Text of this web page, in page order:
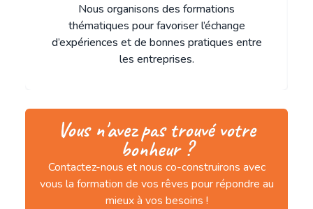
Nous organisons des formations
thématiques pour favoriser l’échange
d’expériences et de bonnes pratiques entre
les entreprises.
Vous n'avez pas trouvé votre
bonheur ?
Contactez-nous et nous co-construirons avec
vous la formation de vos rêves pour répondre au
mieux à vos besoins !